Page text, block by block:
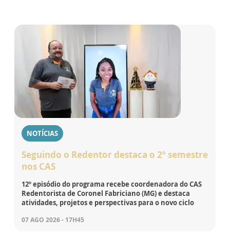
NOTÍCIAS
Seguindo o Redentor destaca o 2º semestre
nos CAS
12º episódio do programa recebe coordenadora do CAS
Redentorista de Coronel Fabriciano (MG) e destaca
atividades, projetos e perspectivas para o novo ciclo
07 AGO 2026 - 17H45